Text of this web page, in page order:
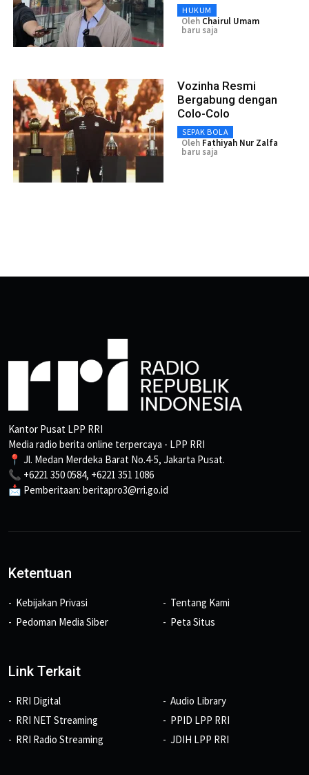
HUKUM
Oleh Chairul Umam
baru saja
Vozinha Resmi
Bergabung dengan
Colo-Colo
SEPAK BOLA
Oleh Fathiyah Nur Zalfa
baru saja
Kantor Pusat LPP RRI
Media radio berita online terpercaya - LPP RRI
📍 Jl. Medan Merdeka Barat No.4-5, Jakarta Pusat.
📞 +6221 350 0584, +6221 351 1086
📩 Pemberitaan: beritapro3@rri.go.id
Ketentuan
Kebijakan Privasi
Pedoman Media Siber
Tentang Kami
Peta Situs
Link Terkait
RRI Digital
RRI NET Streaming
RRI Radio Streaming
Audio Library
PPID LPP RRI
JDIH LPP RRI